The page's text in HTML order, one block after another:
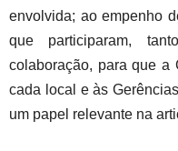
envolvida; ao empenho
que participaram,
colaboração, para que a
cada local e às
um papel relevante na